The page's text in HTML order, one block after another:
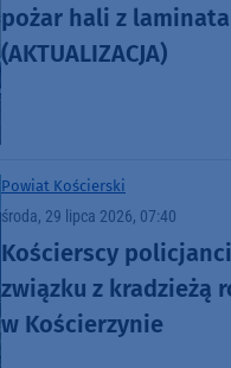
pożar hali z
(AKTUALIZACJA)
Powiat Kościerski
środa, 29 lipca 2026, 07:40
Kościerscy
związku z kradzieżą
w Kościerzynie